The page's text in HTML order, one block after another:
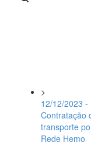
>
12/12/2023 -
Contratação
transporte
Rede Hemo